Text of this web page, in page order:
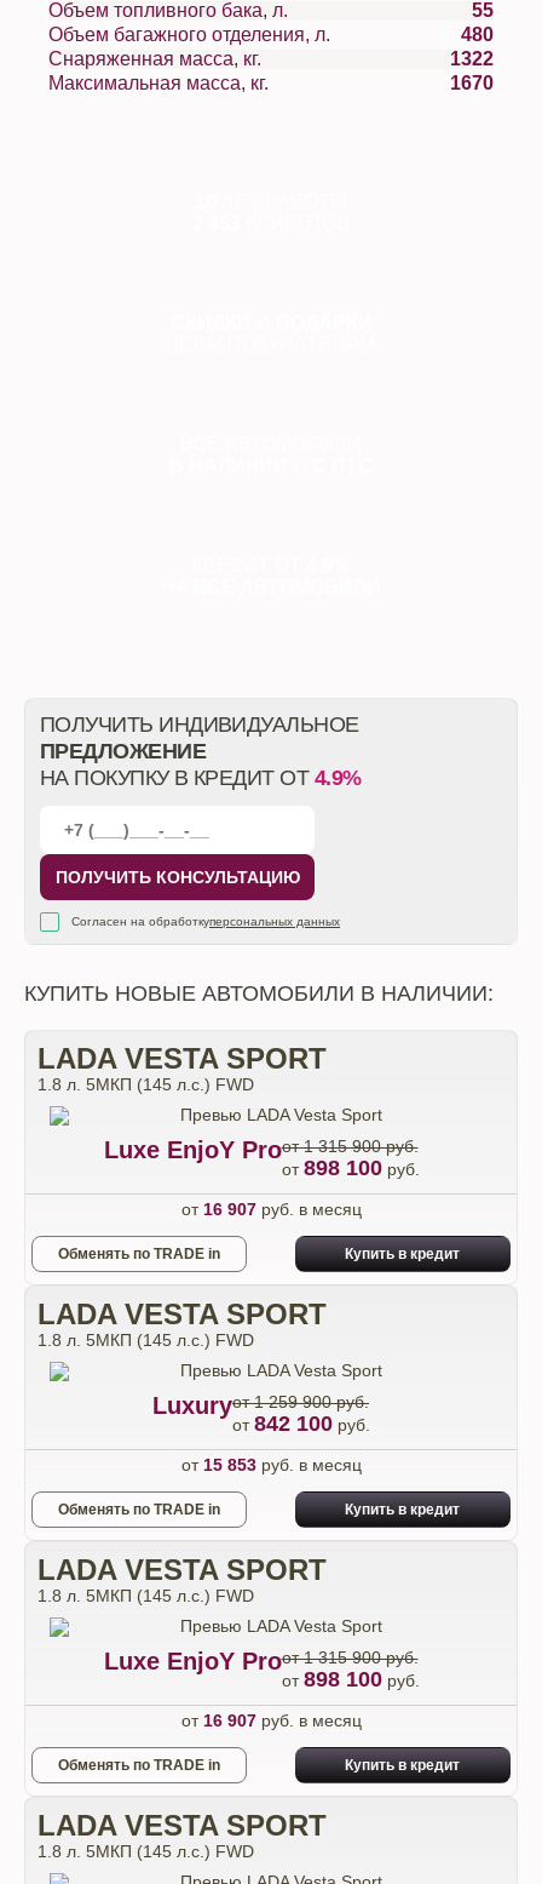
Объем топливного бака, л.
55
Объем багажного отделения, л.
480
Снаряженная масса, кг.
1322
Максимальная масса, кг.
1670
ПОЛУЧИТЬ ИНДИВИДУАЛЬНОЕ
ПРЕДЛОЖЕНИЕ
НА ПОКУПКУ В КРЕДИТ ОТ 4.9%
ПОЛУЧИТЬ КОНСУЛЬТАЦИЮ
Согласен на обработкуперсональных данных
КУПИТЬ НОВЫЕ АВТОМОБИЛИ В НАЛИЧИИ:
LADA VESTA SPORT
1.8 л. 5МКП (145 л.с.) FWD
Luxe EnjoY Proот 1 315 900 руб.
от898 100руб.
от 16 907руб. в месяц
Обменять по TRADE in Купить в кредит
LADA VESTA SPORT
1.8 л. 5МКП (145 л.с.) FWD
Luxuryот 1 259 900 руб.
от842 100 руб.
от 15 853руб. в месяц
Обменять по TRADE in Купить в кредит
LADA VESTA SPORT
1.8 л. 5МКП (145 л.с.) FWD
Luxe EnjoY Proот 1 315 900 руб.
от898 100руб.
от 16 907руб. в месяц
Обменять по TRADE in Купить в кредит
LADA VESTA SPORT
1.8 л. 5МКП (145 л.с.) FWD